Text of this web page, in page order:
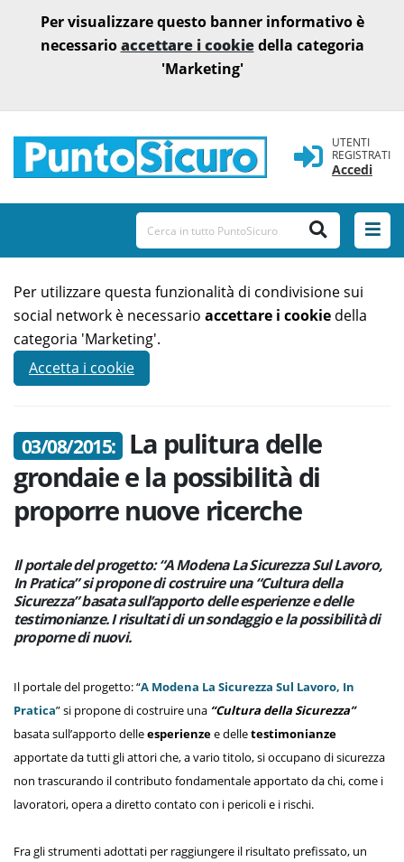
Per visualizzare questo banner informativo è
necessarioaccettare i cookiedella categoria
'Marketing'
UTENTI
REGISTRATI
Accedi
Per utilizzare questa funzionalità di condivisione sui
social network è necessario accettare i cookie della
categoria 'Marketing'.
Accetta i cookie
03/08/2015: La pulitura delle
grondaie e la possibilità di
proporre nuove ricerche
Il portale del progetto: “A Modena La Sicurezza Sul Lavoro,
In Pratica” si propone di costruire una “Cultura della
Sicurezza” basata sull’apporto delle esperienze e delle
testimonianze. I risultati di un sondaggio e la possibilità di
proporne di nuovi.
Il portale del progetto: “A Modena La Sicurezza Sul Lavoro, In
Pratica” si propone di costruire una “Cultura della Sicurezza”
basata sull’apporto delleesperienzee delletestimonianze
apportate da tutti gli attori che, a vario titolo, si occupano di sicurezza
non trascurando il contributo fondamentale apportato da chi, come i
lavoratori, opera a diretto contato con i pericoli e i rischi.
Fra gli strumenti adottati per raggiungere il risultato prefissato, un